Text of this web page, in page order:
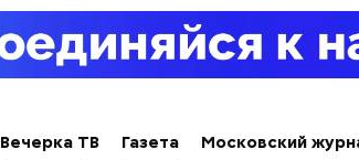
Вечерка ТВ Газета Московский